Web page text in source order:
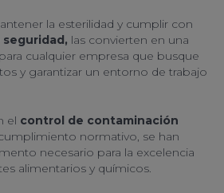
la esterilidad y cumplir con
las convierten en una
cualquier empresa que busque
y garantizar un entorno de trabajo
el control de contaminación
normativo, se han
necesario para la excelencia
alimentarios y químicos.